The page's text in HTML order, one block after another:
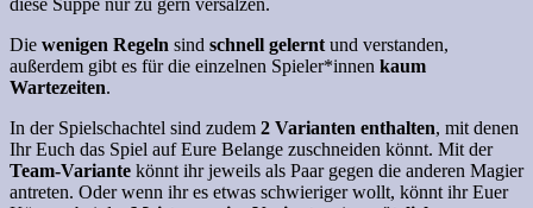
diese Suppe nur zu gern versalzen.
Die wenigen Regeln sind schnell gelerntund verstanden,
außerdem gibt es für die einzelnen Spieler*innen kaum
Wartezeiten.
In der Spielschachtel sind zudem 2 Varianten enthalten, mit denen
Ihr Euch das Spiel auf Eure Belange zuschneiden könnt. Mit der
Team-Variante könnt ihr jeweils als Paar gegen die anderen Magier
antreten. Oder wenn ihr es etwas schwieriger wollt, könnt ihr Euer